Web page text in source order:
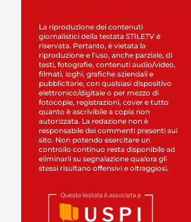
La riproduzione dei contenuti
giornalistici della testata STILETV è
riservata. Pertanto, è vietata la
riproduzione e l’uso, anche parziale, di
testi, fotografie, contenuti audio/video,
filmati, loghi, grafiche aziendali e
pubblicitarie, con qualsiasi dispositivo
elettronico/digitale o per mezzo di
fotocopie, registrazioni, cover e tutto
quanto è ascrivibile a copia non
autorizzata. La redazione non è
responsabile dei commenti presenti sul
sito. Non potendo esercitare un
controllo continuo resta disponibile ad
eliminarli su segnalazione qualora gli
stessi risultano offensivi e oltraggiosi.